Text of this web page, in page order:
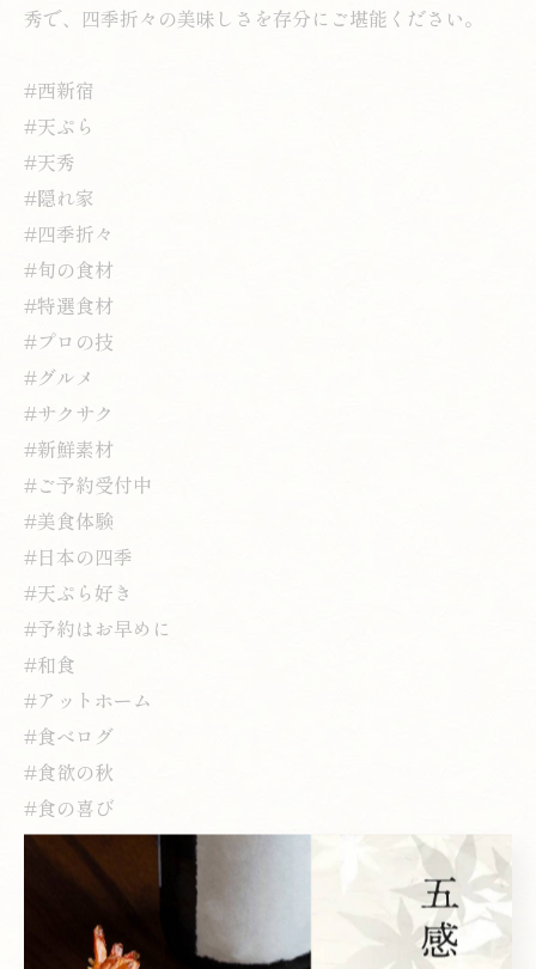
秀で、四季折々の美味しさを存分にご堪能ください。
#西新宿
#天ぷら
#天秀
#隠れ家
#四季折々
#旬の食材
#特選食材
#プロの技
#グルメ
#サクサク
#新鮮素材
#ご予約受付中
#美食体験
#日本の四季
#天ぷら好き
#予約はお早めに
#和食
#アットホーム
#食べログ
#食欲の秋
#食の喜び
#名店
#丁寧な仕事
#美味しい時間
#極上のひととき